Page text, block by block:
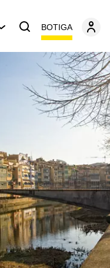
BOTIGA